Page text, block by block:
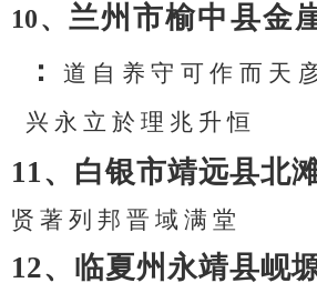
10、兰州市榆中县金
：
道 自 养 守 可 作 而 天
兴 永 立 於 理 兆 升 恒
11、白银市靖远县北
贤 著 列 邦 晋 域 满 堂
12、临夏州永靖县岘